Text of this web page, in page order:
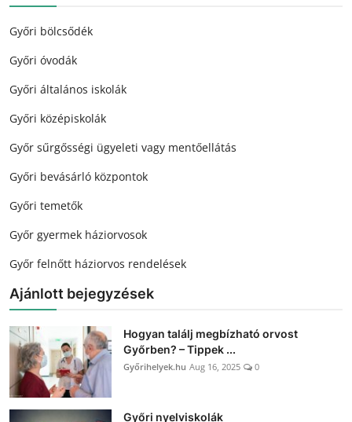
Győri bölcsődék
Győri óvodák
Győri általános iskolák
Győri középiskolák
Győr sűrgősségi ügyeleti vagy mentőellátás
Győri bevásárló központok
Győri temetők
Győr gyermek háziorvosok
Győr felnőtt háziorvos rendelések
Ajánlott bejegyzések
Hogyan találj megbízható orvost
Győrben? – Tippek ...
Győrihelyek.hu Aug 16, 2025 0
Győri nyelviskolák